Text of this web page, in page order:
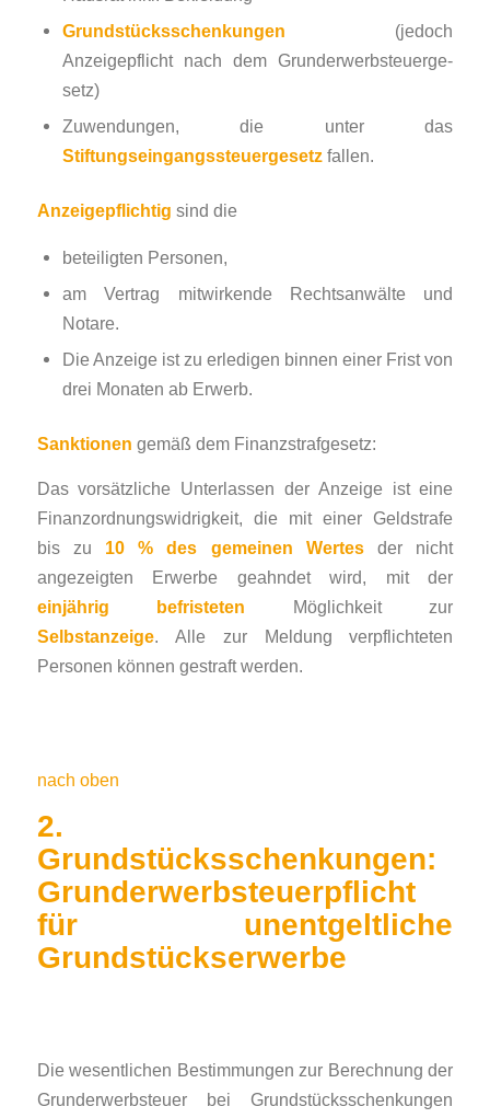
Grundstücksschenkungen (jedoch
Anzeigepflicht nach dem Grund­er­werb­steuer­ge­
setz)
Zuwendungen, die unter das
Stiftungseingangssteuergesetzfallen.
Anzeigepflichtig sind die
beteiligten Personen,
am Vertrag mitwirkende Rechtsanwälte und
Notare.
Die Anzeige ist zu erledigen binnen einer Frist von
drei Monaten ab Erwerb.
Sanktionen gemäß dem Finanzstrafgesetz:
Das vorsätzliche Unterlassen der Anzeige ist eine
Finanzordnungswidrigkeit, die mit einer Geldstrafe
bis zu 10 % des gemeinen Wertesder nicht
angezeigten Erwerbe geahndet wird, mit der
einjährig befristeten Möglichkeit zur
Selbstanzeige. Alle zur Meldung verpflichteten
Personen können gestraft werden.
nach oben
2.
Grundstücksschenkungen:
Grunderwerbsteuerpflicht
für unentgeltliche
Grundstückserwerbe
Die wesentlichen Bestimmungen zur Berechnung der
Grunderwerbsteuer bei Grundstücksschenkungen